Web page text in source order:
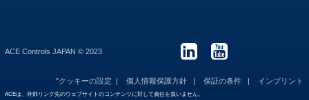
ACE Controls JAPAN © 2023
"クッキーの設定 個人情報保護方針 保証の条件 インプリント
ACEは、外部リンク先のウェブサイトのコンテンツに対して責任を負いません。